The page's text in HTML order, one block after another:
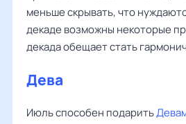
меньше скрывать, что
декаде возможны некоторые
декада обещает стать
Дева
Июль способен подарить